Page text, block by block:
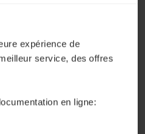
expérience de
service, des offres
en ligne: